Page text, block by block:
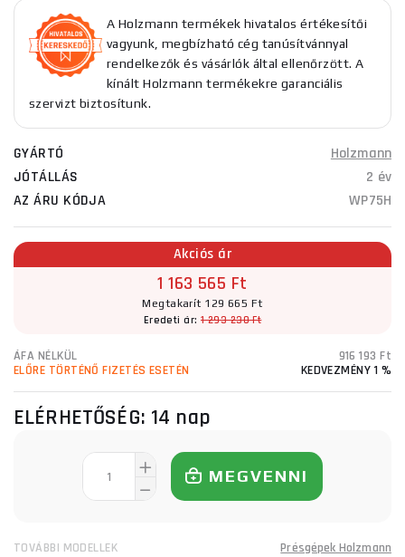
A Holzmann termékek hivatalos értékesítői
vagyunk, megbízható cég tanúsítvánnyal
rendelkezők és vásárlók által ellenőrzött. A
kínált Holzmann termékekre garanciális
szervizt biztosítunk.
GYÁRTÓ
Holzmann
JÓTÁLLÁS
2 év
AZ ÁRU KÓDJA
WP75H
Akciós ár
1 163 565 Ft
Megtakarít 129 665 Ft
Eredeti ár: 1 293 230 Ft
ÁFA NÉLKÜL
916 193 Ft
ELŐRE TÖRTÉNŐ FIZETÉS ESETÉN
KEDVEZMÉNY 1 %
ELÉRHETŐSÉG: 14 nap
MEGVENNI
TOVÁBBI MODELLEK Présgépek Holzmann